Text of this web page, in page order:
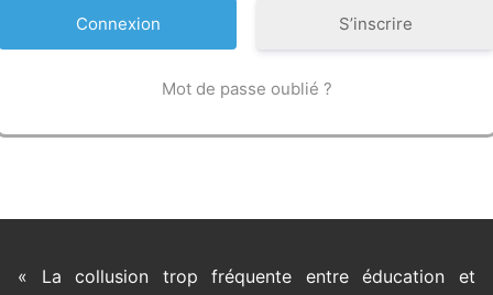
S’inscrire
Mot de passe oublié ?
« La collusion trop fréquente entre éducation et